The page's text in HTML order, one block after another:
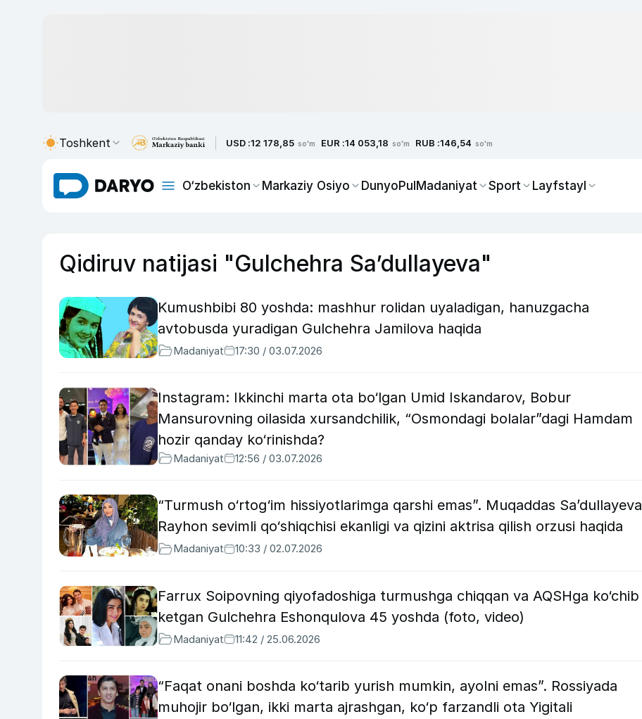
Toshkent USD :12 178,85 so'm EUR :14 053,18 so'm RUB :146,54 so'm
O‘zbekiston Markaziy Osiyo DunyoPulMadaniyat Sport Layfstayl
Qidiruv natijasi "Gulchehra Sa’dullayeva"
Kumushbibi 80 yoshda: mashhur rolidan uyaladigan, hanuzgacha
avtobusda yuradigan Gulchehra Jamilova haqida
Madaniyat 17:30 / 03.07.2026
Instagram: Ikkinchi marta ota bo‘lgan Umid Iskandarov, Bobur
Mansurovning oilasida xursandchilik, “Osmondagi bolalar”dagi Hamdam
hozir qanday ko‘rinishda?
Madaniyat 12:56 / 03.07.2026
“Turmush o‘rtog‘im hissiyotlarimga qarshi emas”. Muqaddas Sa’dullayeva
Rayhon sevimli qo‘shiqchisi ekanligi va qizini aktrisa qilish orzusi haqida
Madaniyat 10:33 / 02.07.2026
Farrux Soipovning qiyofadoshiga turmushga chiqqan va AQSHga ko‘chib
ketgan Gulchehra Eshonqulova 45 yoshda (foto, video)
Madaniyat 11:42 / 25.06.2026
“Faqat onani boshda ko‘tarib yurish mumkin, ayolni emas”. Rossiyada
muhojir bo‘lgan, ikki marta ajrashgan, ko‘p farzandli ota Yigitali